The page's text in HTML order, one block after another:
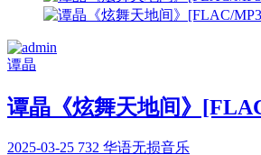
谭晶
谭晶《炫舞天地间》
2025-03-25 732 华语无损音乐